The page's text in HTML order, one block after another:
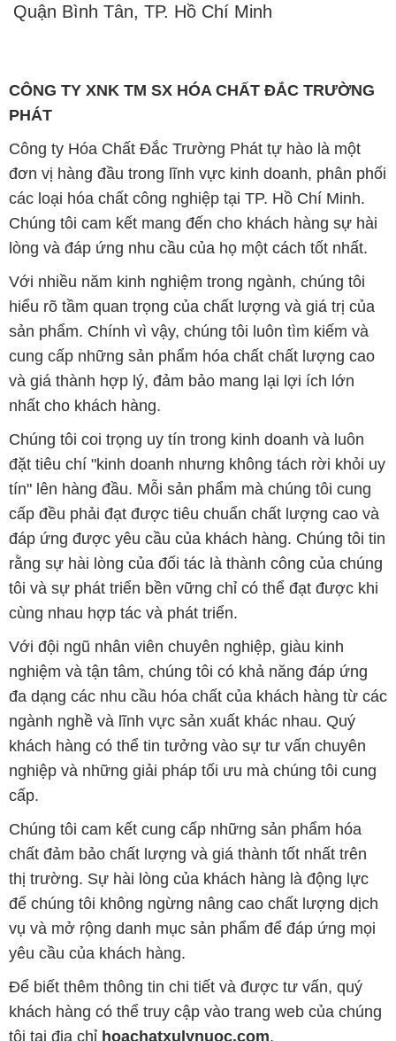
Quận Bình Tân, TP. Hồ Chí Minh
CÔNG TY XNK TM SX HÓA CHẤT ĐẮC TRƯỜNG
PHÁT
Công ty Hóa Chất Đắc Trường Phát tự hào là một
đơn vị hàng đầu trong lĩnh vực kinh doanh, phân phối
các loại hóa chất công nghiệp tại TP. Hồ Chí Minh.
Chúng tôi cam kết mang đến cho khách hàng sự hài
lòng và đáp ứng nhu cầu của họ một cách tốt nhất.
Với nhiều năm kinh nghiệm trong ngành, chúng tôi
hiểu rõ tầm quan trọng của chất lượng và giá trị của
sản phẩm. Chính vì vậy, chúng tôi luôn tìm kiếm và
cung cấp những sản phẩm hóa chất chất lượng cao
và giá thành hợp lý, đảm bảo mang lại lợi ích lớn
nhất cho khách hàng.
Chúng tôi coi trọng uy tín trong kinh doanh và luôn
đặt tiêu chí "kinh doanh nhưng không tách rời khỏi uy
tín" lên hàng đầu. Mỗi sản phẩm mà chúng tôi cung
cấp đều phải đạt được tiêu chuẩn chất lượng cao và
đáp ứng được yêu cầu của khách hàng. Chúng tôi tin
rằng sự hài lòng của đối tác là thành công của chúng
tôi và sự phát triển bền vững chỉ có thể đạt được khi
cùng nhau hợp tác và phát triển.
Với đội ngũ nhân viên chuyên nghiệp, giàu kinh
nghiệm và tận tâm, chúng tôi có khả năng đáp ứng
đa dạng các nhu cầu hóa chất của khách hàng từ các
ngành nghề và lĩnh vực sản xuất khác nhau. Quý
khách hàng có thể tin tưởng vào sự tư vấn chuyên
nghiệp và những giải pháp tối ưu mà chúng tôi cung
cấp.
Chúng tôi cam kết cung cấp những sản phẩm hóa
chất đảm bảo chất lượng và giá thành tốt nhất trên
thị trường. Sự hài lòng của khách hàng là động lực
để chúng tôi không ngừng nâng cao chất lượng dịch
vụ và mở rộng danh mục sản phẩm để đáp ứng mọi
yêu cầu của khách hàng.
Để biết thêm thông tin chi tiết và được tư vấn, quý
khách hàng có thể truy cập vào trang web của chúng
tôi tại địa chỉ hoachatxulynuoc.com.